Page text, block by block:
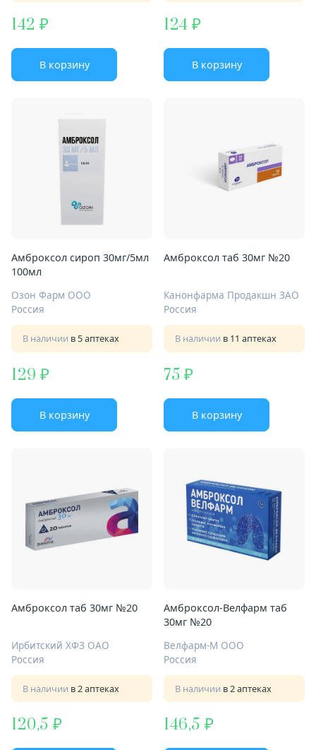
142
В корзину
124
В корзину
Амброксол сироп 30мг/5мл
100мл
Озон Фарм ООО
Россия
В наличии в 5 аптеках
129
В корзину
Амброксол таб 30мг №20
Канонфарма Продакшн ЗАО
Россия
В наличии в 11 аптеках
75
В корзину
Амброксол таб 30мг №20
Ирбитский ХФЗ ОАО
Россия
В наличии в 2 аптеках
120,5
Амброксол-Велфарм таб
30мг №20
Велфарм-М ООО
Россия
В наличии в 2 аптеках
146,5